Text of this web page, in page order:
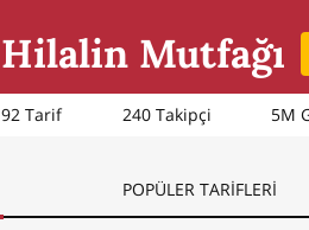
Hilalin Mutfağı
92 Tarif 240Takipçi 5M
POPÜLER TARİFLERİ